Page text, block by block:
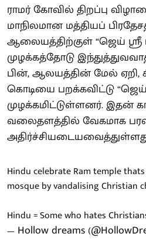
ராமர் கோவில் திறப்பு
மாநிலமான மத்தியப்
ஆலையத்திற்குள் “ஜெய் ஸ்ரீ
முழக்கத்தோடு
பின், ஆலயத்தின் மேல் ஏறி,
கொடியை பறக்கவிட்டு
முழக்கமிட்டுள்ளனர். இதன்
வலைதளத்தில் வேகமாக
Hindu celebrate Ram temple
mosque by vandalising Christian
Hindu = Some who hates
— Hollow dreams